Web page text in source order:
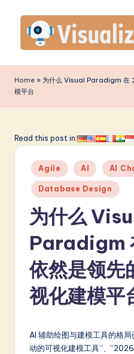
content
is
u
li
m
p
fi
Home » 为什么 Visual Paradigm 在
模平台
Read this post in:
Posted
in
Agile AI AI
Database Design
为什么
Paradigm
依然是领先
视化建模平
AI 辅助绘图与建模工具的格
动的可视化建模工具”、